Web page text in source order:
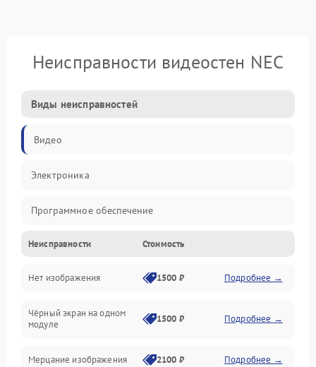
Неисправности видеостен NEC
Виды неисправностей
Видео
Электроника
Программное обеспечение
Калибровка
Электропитание
Аппаратная
Механические повреждения
Неисправности Стоимость
Нет изображения 1500 ₽ Подробнее →
Чёрный экран на одном
модуле
1500 ₽ Подробнее →
Мерцание изображения 2100 ₽ Подробнее →